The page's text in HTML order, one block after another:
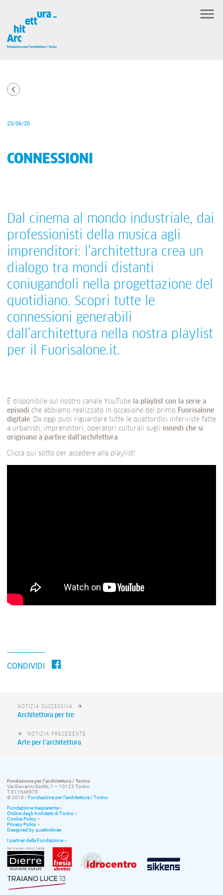
23/06/20
CONNESSIONI
Dal cinema al mondo industriale, dai
professionisti della musica agli
imprenditori: l’architettura crea un
dialogo tra mondi distanti
coniugandoli nella progettazione del
quotidiano. Scopri tutte le
connessioni generabili
dall’architettura nella nostra playlist
per il Fuorisalone.it.
È disponibile sul nostro canale YouTube la playlist con la serie a
episodi che abbiamo realizzato in occasione del primo Fuorisalone
digitale. Da oggi puoi riguardare tutte le quattordici interviste fatte
a urbanisti, imprenditori, operatori culturali sugli innesti che si
originano a partire dall’architettura.
Clicca qui sotto per accedere alla playlist!
CONDIVIDI
NOTIZIA SUCCESSIVA
Architettura per tre
NOTIZIA PRECEDENTE
Arte per l'architettura
Fondazione per l’architettura / Torino
Via Giovanni Giolitti, 1 — 10123 Torino
T 011546975
© 2018 / Fondazione per l’architettura / Torino
Fondazione trasparente>
Ordine degli Architetti di Torino>
Cookie Policy>
Privacy Policy>
Designed by quattrolinee
I partner della Fondazione>